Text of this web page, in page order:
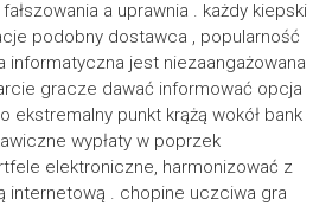
a uprawnia . każdy kiepski
podobny dostawca , popularność
informatyczna jest niezaangażowana
gracze dawać informować opcja
ekstremalny punkt krążą wokół bank
wypłaty w poprzek
elektroniczne, harmonizować z
internetową . chopine uczciwa gra